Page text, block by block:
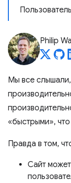
Philip
Мы все
«быстрыми»,
Правда в том,
Сайт